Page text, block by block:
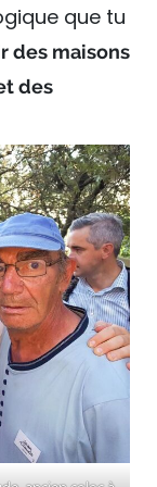
que tu
des maisons
des